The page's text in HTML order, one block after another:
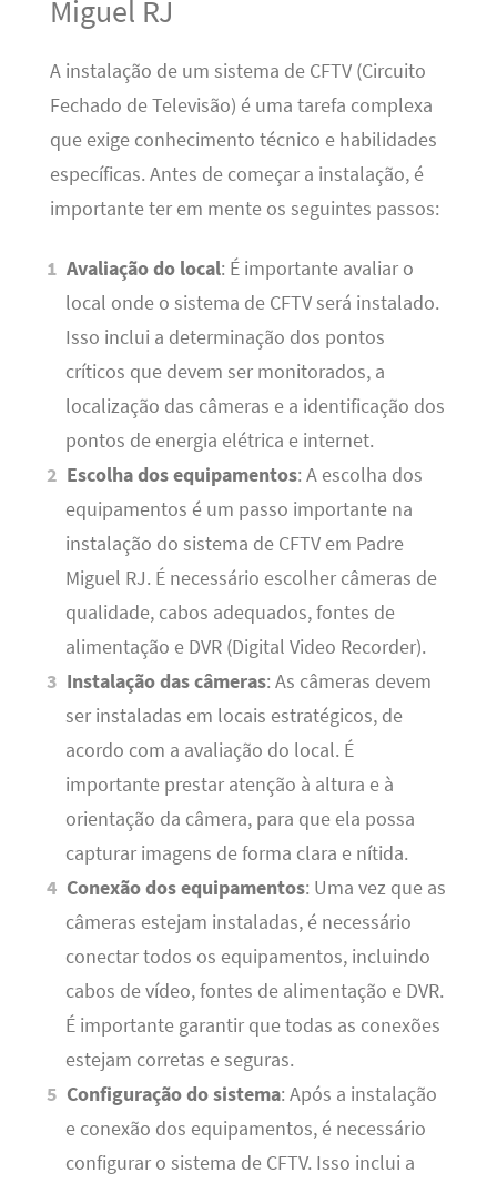
Miguel RJ
A instalação de um sistema de CFTV (Circuito
Fechado de Televisão) é uma tarefa complexa
que exige conhecimento técnico e habilidades
específicas. Antes de começar a instalação, é
importante ter em mente os seguintes passos:
Avaliação do local: É importante avaliar o
local onde o sistema de CFTV será instalado.
Isso inclui a determinação dos pontos
críticos que devem ser monitorados, a
localização das câmeras e a identificação dos
pontos de energia elétrica e internet.
Escolha dos equipamentos: A escolha dos
equipamentos é um passo importante na
instalação do sistema de CFTV em Padre
Miguel RJ. É necessário escolher câmeras de
qualidade, cabos adequados, fontes de
alimentação e DVR (Digital Video Recorder).
Instalação das câmeras: As câmeras devem
ser instaladas em locais estratégicos, de
acordo com a avaliação do local. É
importante prestar atenção à altura e à
orientação da câmera, para que ela possa
capturar imagens de forma clara e nítida.
Conexão dos equipamentos: Uma vez que as
câmeras estejam instaladas, é necessário
conectar todos os equipamentos, incluindo
cabos de vídeo, fontes de alimentação e DVR.
É importante garantir que todas as conexões
estejam corretas e seguras.
Configuração do sistema: Após a instalação
e conexão dos equipamentos, é necessário
configurar o sistema de CFTV. Isso inclui a